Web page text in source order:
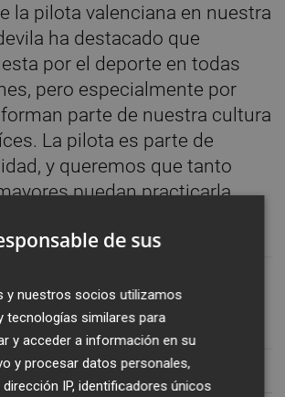
la pilota valenciana en nuestra
ha destacado que
por el deporte en todas
pero especialmente por
parte de nuestra cultura
La pilota es parte de
y queremos que tanto
puedan practicarla,
en nuestro Trinquet”.
DE BURRIANA
INTERESAR
de sus
y nuestros socios utilizamos
tecnologías similares para
y acceder a información en su
y procesar datos personales,
IP, identificadores únicos